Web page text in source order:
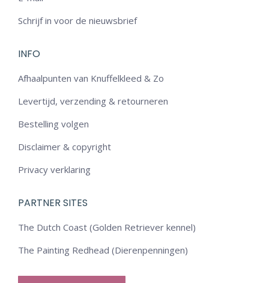
Schrijf in voor de nieuwsbrief
INFO
Afhaalpunten van Knuffelkleed & Zo
Levertijd, verzending & retourneren
Bestelling volgen
Disclaimer & copyright
Privacy verklaring
PARTNER SITES
The Dutch Coast (Golden Retriever kennel)
The Painting Redhead (Dierenpenningen)